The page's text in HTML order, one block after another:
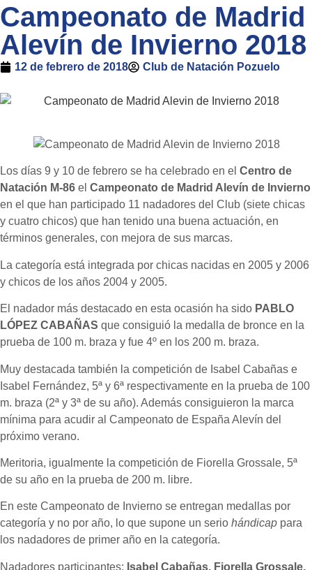
Campeonato de Madrid
Alevín de Invierno 2018
12 de febrero de 2018 Club de Natación Pozuelo
Los días 9 y 10 de febrero se ha celebrado en el Centro de
Natación M-86 el Campeonato de Madrid Alevín de Invierno
en el que han participado 11 nadadores del Club (siete chicas
y cuatro chicos) que han tenido una buena actuación, en
términos generales, con mejora de sus marcas.
La categoría está integrada por chicas nacidas en 2005 y 2006
y chicos de los años 2004 y 2005.
El nadador más destacado en esta ocasión ha sido PABLO
LÓPEZ CABAÑAS que consiguió la medalla de bronce en la
prueba de 100 m. braza y fue 4º en los 200 m. braza.
Muy destacada también la competición de Isabel Cabañas e
Isabel Fernández, 5ª y 6ª respectivamente en la prueba de 100
m. braza (2ª y 3ª de su año). Además consiguieron la marca
mínima para acudir al Campeonato de España Alevín del
próximo verano.
Meritoria, igualmente la competición de Fiorella Grossale, 5ª
de su año en la prueba de 200 m. libre.
En este Campeonato de Invierno se entregan medallas por
categoría y no por año, lo que supone un serio hándicap para
los nadadores de primer año en la categoría.
Nadadores participantes: Isabel Cabañas, Fiorella Grossale,